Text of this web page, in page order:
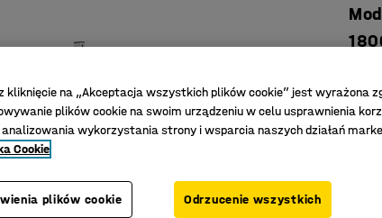
kliknięcie na „Akceptacja wszystkich plików cookie” jest wyrażona
plików cookie na swoim urządzeniu w celu usprawnienia
wykorzystania strony i wsparcia naszych działań
Cookie
plików cookie Odrzucenie wszystkich